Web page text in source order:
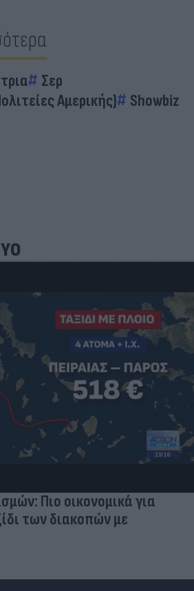
Σερ
Αμερικής)
Showbiz
Πιο οικονομικά για
των διακοπών με